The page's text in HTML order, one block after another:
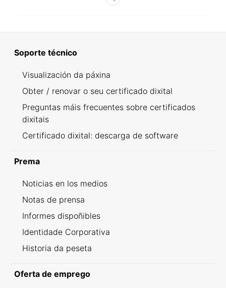
Soporte técnico
Visualización da páxina
Obter / renovar o seu certificado dixital
Preguntas máis frecuentes sobre certificados
dixitais
Certificado dixital: descarga de software
Prema
Noticias en los medios
Notas de prensa
Informes dispoñibles
Identidade Corporativa
Historia da peseta
Oferta de emprego